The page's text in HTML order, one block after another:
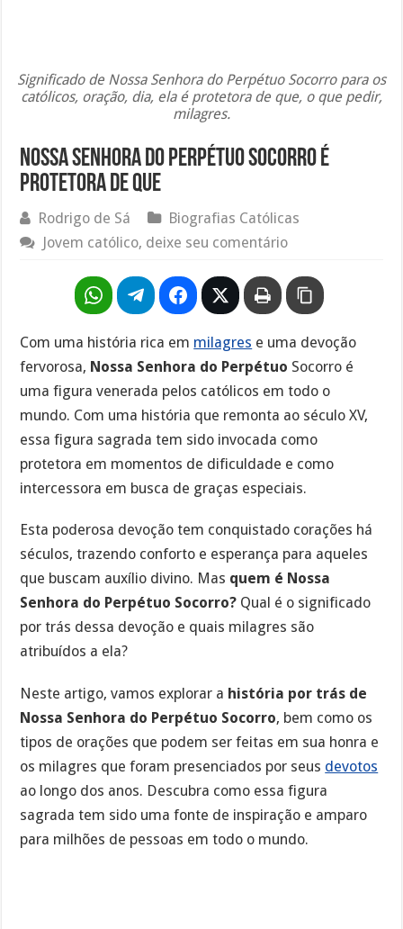
Significado de Nossa Senhora do Perpétuo Socorro para os
católicos, oração, dia, ela é protetora de que, o que pedir,
milagres.
Nossa Senhora do Perpétuo Socorro é
protetora de que
Rodrigo de Sá
Biografias Católicas
Jovem católico, deixe seu comentário
Com uma história rica em milagres e uma devoção
fervorosa, Nossa Senhora do Perpétuo Socorro é
uma figura venerada pelos católicos em todo o
mundo. Com uma história que remonta ao século XV,
essa figura sagrada tem sido invocada como
protetora em momentos de dificuldade e como
intercessora em busca de graças especiais.
Esta poderosa devoção tem conquistado corações há
séculos, trazendo conforto e esperança para aqueles
que buscam auxílio divino. Mas quem é Nossa
Senhora do Perpétuo Socorro? Qual é o significado
por trás dessa devoção e quais milagres são
atribuídos a ela?
Neste artigo, vamos explorar a história por trás de
Nossa Senhora do Perpétuo Socorro, bem como os
tipos de orações que podem ser feitas em sua honra e
os milagres que foram presenciados por seus devotos
ao longo dos anos. Descubra como essa figura
sagrada tem sido uma fonte de inspiração e amparo
para milhões de pessoas em todo o mundo.